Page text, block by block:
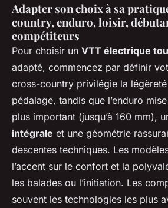
Adapter son choix à sa
country, enduro, loisir,
compétiteurs
Pour choisir un VTT électrique
adapté, commencez par définir
cross-country privilégie la
pédalage, tandis que l’enduro
plus important (jusqu’à 160 mm),
intégrale et une géométrie
descentes techniques. Les
l’accent sur le confort et la
les balades ou l’initiation. Les
souvent les technologies les plus